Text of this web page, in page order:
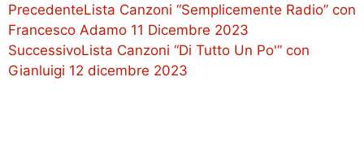
PrecedenteLista Canzoni “Semplicemente Radio” con
Francesco Adamo 11 Dicembre 2023
SuccessivoLista Canzoni “Di Tutto Un Po'” con
Gianluigi 12 dicembre 2023